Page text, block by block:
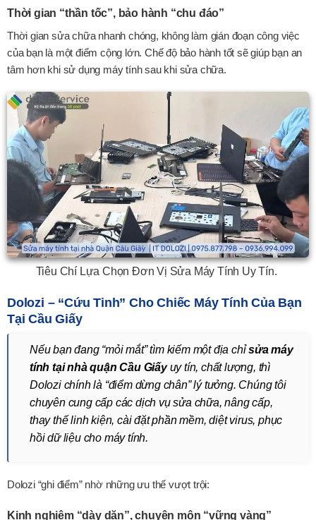
Thời gian “thần tốc”, bảo hành “chu đáo”
Thời gian sửa chữa nhanh chóng, không làm gián đoạn công việc
của bạn là một điểm cộng lớn. Chế độ bảo hành tốt sẽ giúp bạn an
tâm hơn khi sử dụng máy tính sau khi sửa chữa.
Tiêu Chí Lựa Chọn Đơn Vị Sửa Máy Tính Uy Tín.
Dolozi – “Cứu Tinh” Cho Chiếc Máy Tính Của Bạn
Tại Cầu Giấy
Nếu bạn đang “mỏi mắt” tìm kiếm một địa chỉsửa máy
tính tại nhà quận Cầu Giấyuy tín, chất lượng, thì
Dolozi chính là “điểm dừng chân” lý tưởng. Chúng tôi
chuyên cung cấp các dịch vụ sửa chữa, nâng cấp,
thay thế linh kiện, cài đặt phần mềm, diệt virus, phục
hồi dữ liệu cho máy tính.
Dolozi “ghi điểm” nhờ những ưu thế vượt trội:
Kinh nghiệm “dày dặn”, chuyên môn “vững vàng”